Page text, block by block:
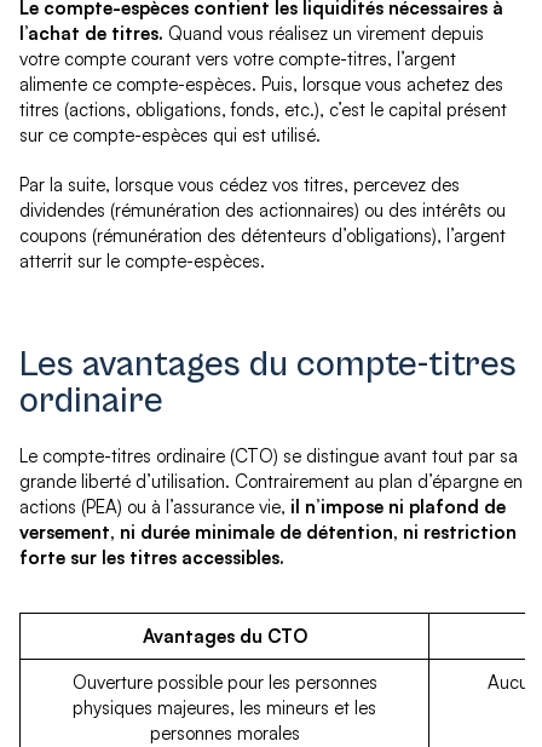
Le compte-espèces contient les liquidités nécessaires à
l’achat de titres. Quand vous réalisez un virement depuis
votre compte courant vers votre compte-titres, l’argent
alimente ce compte-espèces. Puis, lorsque vous achetez des
titres (actions, obligations, fonds, etc.), c’est le capital présent
sur ce compte-espèces qui est utilisé.
Par la suite, lorsque vous cédez vos titres, percevez des
dividendes (rémunération des actionnaires) ou des intérêts ou
coupons (rémunération des détenteurs d’obligations), l’argent
atterrit sur le compte-espèces.
Les avantages du compte-titres
ordinaire
Le compte-titres ordinaire (CTO) se distingue avant tout par sa
grande liberté d’utilisation. Contrairement au plan d’épargne en
actions (PEA) ou à l’assurance vie, il n’impose ni plafond de
versement, ni durée minimale de détention, ni restriction
forte sur les titres accessibles.
Avantages du CTO
Ouverture possible pour les personnes
physiques majeures, les mineurs et les
personnes morales